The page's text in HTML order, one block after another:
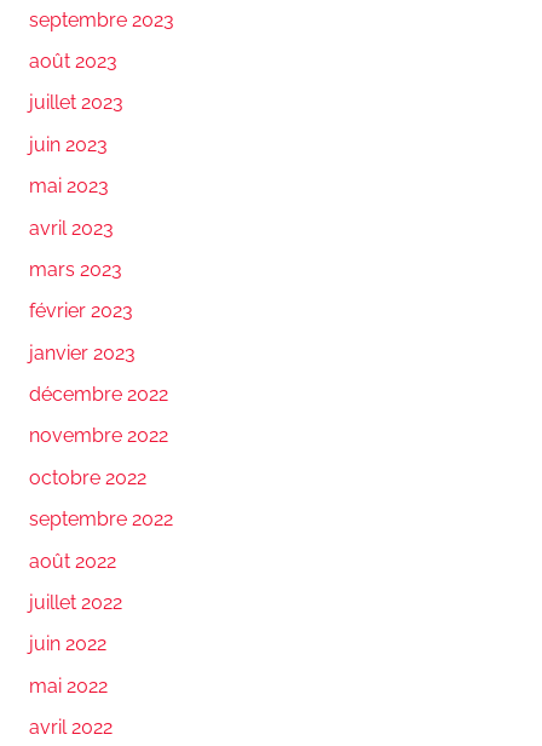
septembre 2023
août 2023
juillet 2023
juin 2023
mai 2023
avril 2023
mars 2023
février 2023
janvier 2023
décembre 2022
novembre 2022
octobre 2022
septembre 2022
août 2022
juillet 2022
juin 2022
mai 2022
avril 2022